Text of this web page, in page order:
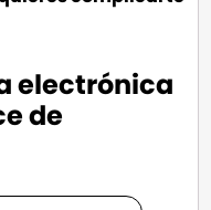
electrónica
de